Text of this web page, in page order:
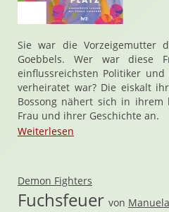
Sie war die Vorzeigemutter
Goebbels. Wer war diese
einflussreichsten Politiker
verheiratet war? Die eiskalt
Bossong nähert sich in ihrem
Frau und ihrer Geschichte an.
Weiterlesen
Demon Fighters
Fuchsfeuer von